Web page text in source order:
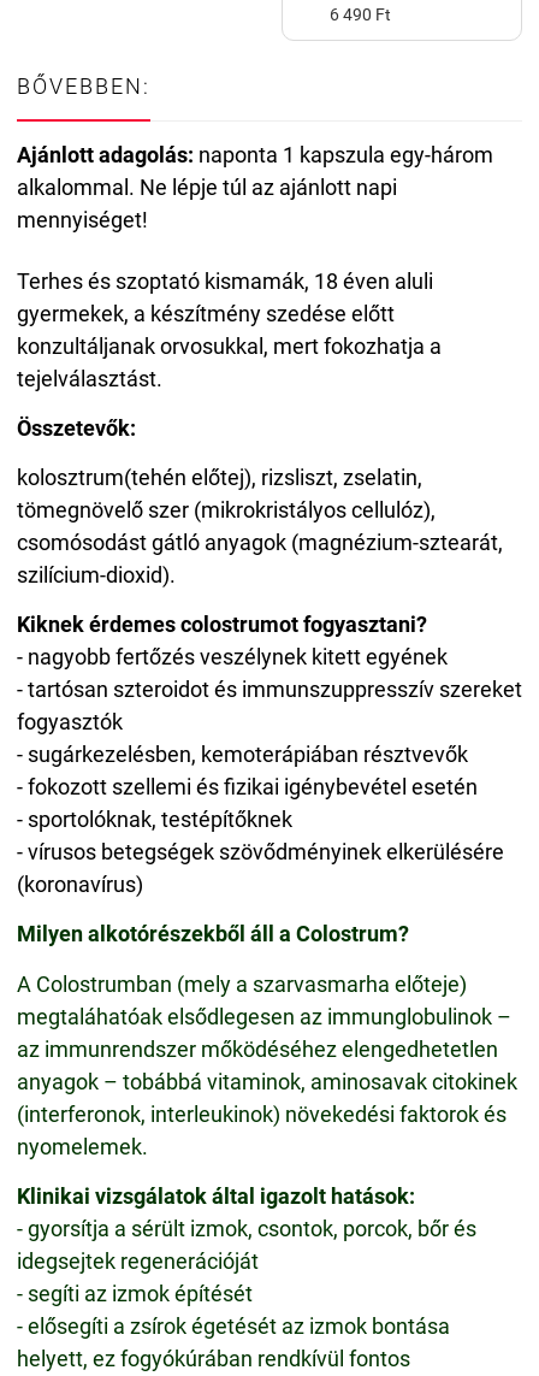
6 490 Ft
BŐVEBBEN:
Ajánlott adagolás: naponta 1 kapszula egy-három
alkalommal. Ne lépje túl az ajánlott napi
mennyiséget!
Terhes és szoptató kismamák, 18 éven aluli
gyermekek, a készítmény szedése előtt
konzultáljanak orvosukkal, mert fokozhatja a
tejelválasztást.
Összetevők:
kolosztrum(tehén előtej), rizsliszt, zselatin,
tömegnövelő szer (mikrokristályos cellulóz),
csomósodást gátló anyagok (magnézium-sztearát,
szilícium-dioxid).
Kiknek érdemes colostrumot fogyasztani?
- nagyobb fertőzés veszélynek kitett egyének
- tartósan szteroidot és immunszuppresszív szereket
fogyasztók
- sugárkezelésben, kemoterápiában résztvevők
- fokozott szellemi és fizikai igénybevétel esetén
- sportolóknak, testépítőknek
- vírusos betegségek szövődményinek elkerülésére
(koronavírus)
Milyen alkotórészekből áll a Colostrum?
A Colostrumban (mely a szarvasmarha előteje)
megtaláhatóak elsődlegesen az immunglobulinok –
az immunrendszer mőködéséhez elengedhetetlen
anyagok – tobábbá vitaminok, aminosavak citokinek
(interferonok, interleukinok) növekedési faktorok és
nyomelemek.
Klinikai vizsgálatok által igazolt hatások:
- gyorsítja a sérült izmok, csontok, porcok, bőr és
idegsejtek regenerációját
- segíti az izmok építését
- elősegíti a zsírok égetését az izmok bontása
helyett, ez fogyókúrában rendkívül fontos